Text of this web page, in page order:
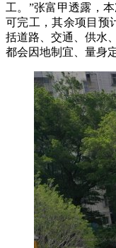
工。”张富甲透露，
可完工，其余项目预
括道路、交通、供水
都会因地制宜、量身